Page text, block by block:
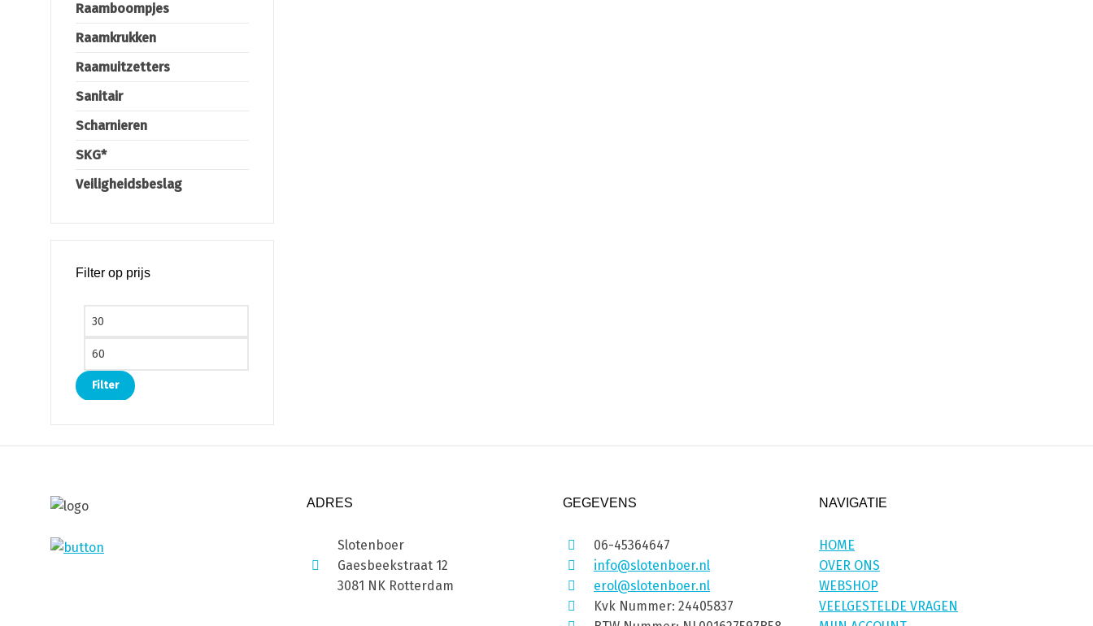
Raamboompjes
Raamkrukken
Raamuitzetters
Sanitair
Scharnieren
SKG*
Veiligheidsbeslag
Filter op prijs
Min. prijs
Filter
ADRES
Slotenboer
Gaesbeekstraat 12
3081 NK Rotterdam
GEGEVENS
06-45364647
info@slotenboer.nl
erol@slotenboer.nl
Kvk Nummer: 24405837
NAVIGATIE
HOME
OVER ONS
WEBSHOP
VEELGESTELDE VRAGEN